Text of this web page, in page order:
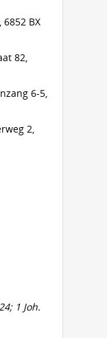
BX
82,
6-5,
2,
1 Joh.